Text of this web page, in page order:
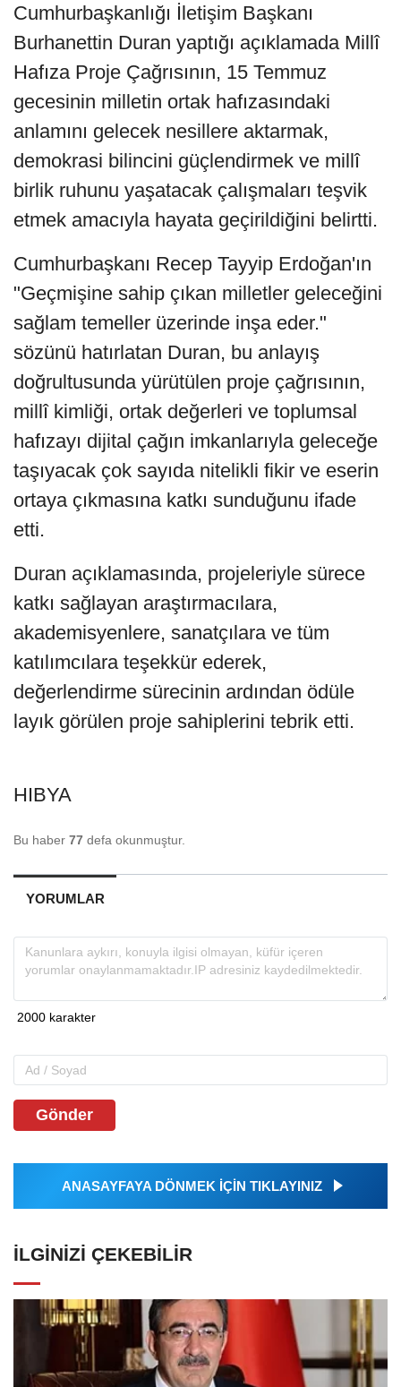
Cumhurbaşkanlığı İletişim Başkanı
Burhanettin Duran yaptığı açıklamada Millî
Hafıza Proje Çağrısının, 15 Temmuz
gecesinin milletin ortak hafızasındaki
anlamını gelecek nesillere aktarmak,
demokrasi bilincini güçlendirmek ve millî
birlik ruhunu yaşatacak çalışmaları teşvik
etmek amacıyla hayata geçirildiğini belirtti.
Cumhurbaşkanı Recep Tayyip Erdoğan'ın
"Geçmişine sahip çıkan milletler geleceğini
sağlam temeller üzerinde inşa eder."
sözünü hatırlatan Duran, bu anlayış
doğrultusunda yürütülen proje çağrısının,
millî kimliği, ortak değerleri ve toplumsal
hafızayı dijital çağın imkanlarıyla geleceğe
taşıyacak çok sayıda nitelikli fikir ve eserin
ortaya çıkmasına katkı sunduğunu ifade
etti.
Duran açıklamasında, projeleriyle sürece
katkı sağlayan araştırmacılara,
akademisyenlere, sanatçılara ve tüm
katılımcılara teşekkür ederek,
değerlendirme sürecinin ardından ödüle
layık görülen proje sahiplerini tebrik etti.
HIBYA
Bu haber 77 defa okunmuştur.
YORUMLAR
Gönder
ANASAYFAYA DÖNMEK İÇİN TIKLAYINIZ
İLGINIZI ÇEKEBILIR